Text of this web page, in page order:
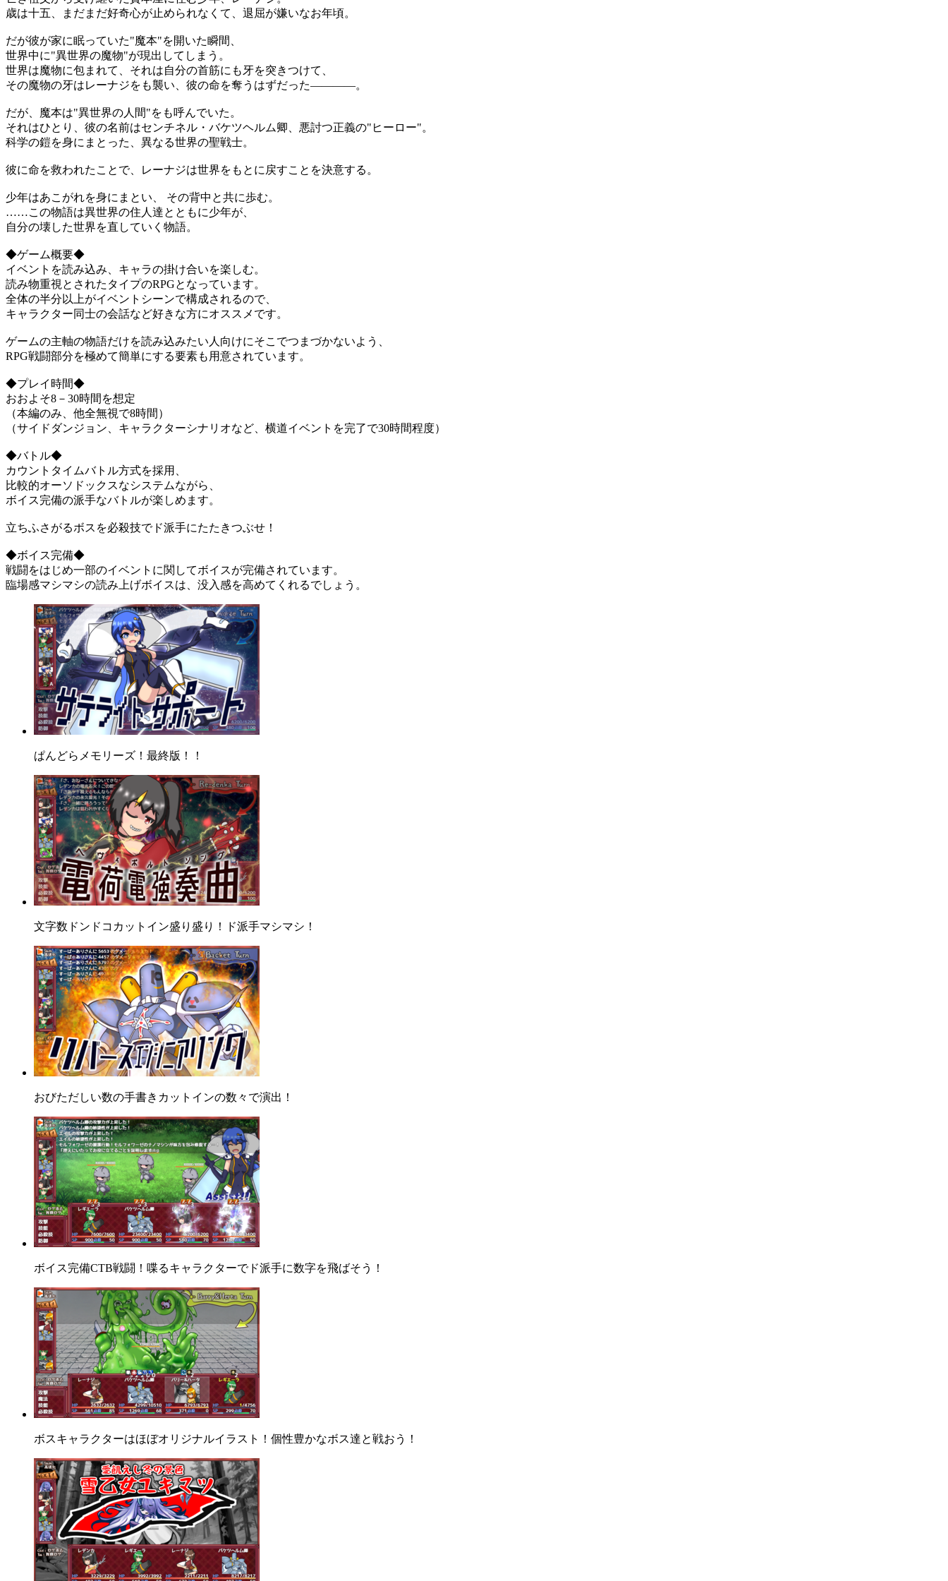
歳は十五、まだまだ好奇心が止められなくて、退屈が嫌いなお年頃。
だが彼が家に眠っていた"魔本"を開いた瞬間、
世界中に"異世界の魔物"が現出してしまう。
世界は魔物に包まれて、それは自分の首筋にも牙を突きつけて、
その魔物の牙はレーナジをも襲い、彼の命を奪うはずだった――――。
だが、魔本は"異世界の人間"をも呼んでいた。
それはひとり、彼の名前はセンチネル・バケツヘルム卿、悪討つ正義の"ヒーロー"。
科学の鎧を身にまとった、異なる世界の聖戦士。
彼に命を救われたことで、レーナジは世界をもとに戻すことを決意する。
少年はあこがれを身にまとい、 その背中と共に歩む。
……この物語は異世界の住人達とともに少年が、
自分の壊した世界を直していく物語。
◆ゲーム概要◆
イベントを読み込み、キャラの掛け合いを楽しむ。
読み物重視とされたタイプのRPGとなっています。
全体の半分以上がイベントシーンで構成されるので、
キャラクター同士の会話など好きな方にオススメです。
ゲームの主軸の物語だけを読み込みたい人向けにそこでつまづかないよう、
RPG戦闘部分を極めて簡単にする要素も用意されています。
◆プレイ時間◆
おおよそ8－30時間を想定
（本編のみ、他全無視で8時間）
（サイドダンジョン、キャラクターシナリオなど、横道イベントを完了で30時間程度）
◆バトル◆
カウントタイムバトル方式を採用、
比較的オーソドックスなシステムながら、
ボイス完備の派手なバトルが楽しめます。
立ちふさがるボスを必殺技でド派手にたたきつぶせ！
◆ボイス完備◆
戦闘をはじめ一部のイベントに関してボイスが完備されています。
臨場感マシマシの読み上げボイスは、没入感を高めてくれるでしょう。
ぱんどらメモリーズ！最終版！！
文字数ドンドコカットイン盛り盛り！ド派手マシマシ！
おびただしい数の手書きカットインの数々で演出！
ボイス完備CTB戦闘！喋るキャラクターでド派手に数字を飛ばそう！
ボスキャラクターはほぼオリジナルイラスト！個性豊かなボス達と戦おう！